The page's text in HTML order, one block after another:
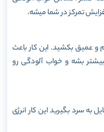
تمرکز در شما میشه.
و عمیق بکشید. این کار باعث
بشه و خواب آلودگی رو
سرد بگیرید این کار انرژی